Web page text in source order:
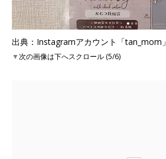
出典：Instagramアカウント「tan_mom」
▼次の画像は下へスクロール (5/6)